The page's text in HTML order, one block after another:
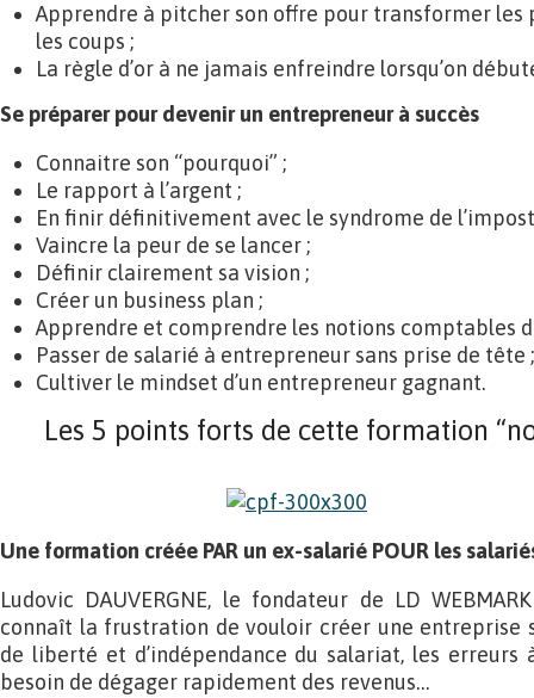
Apprendre à pitcher son offre pour transformer les
les coups ;
La règle d’or à ne jamais enfreindre lorsqu’on
Se préparer pour devenir un entrepreneur à succès
Connaitre son “pourquoi” ;
Le rapport à l’argent ;
En finir définitivement avec le syndrome de
Vaincre la peur de se lancer ;
Définir clairement sa vision ;
Créer un business plan ;
Apprendre et comprendre les notions comptables
Passer de salarié à entrepreneur sans prise de tête ;
Cultiver le mindset d’un entrepreneur gagnant.
Les 5 points forts de cette formation
Une formation créée PAR un ex-salarié POUR les
Ludovic DAUVERGNE, le fondateur de LD
connaît la frustration de vouloir créer une entreprise
de liberté et d’indépendance du salariat, les
besoin de dégager rapidement des revenus…